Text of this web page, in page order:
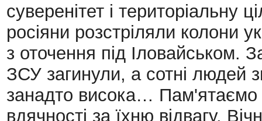
суверенітет і територіальну
росіяни розстріляли колони
з оточення під Іловайськом.
ЗСУ загинули, а сотні людей
занадто висока… Пам'ятаємо
вдячності за їхню відвагу.